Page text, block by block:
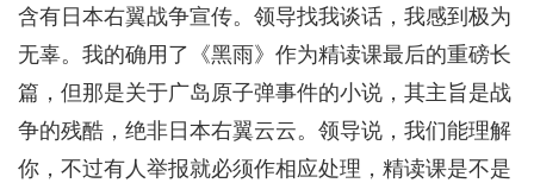
含有日本右翼战争宣传。领导找我谈话，我感到极为
无辜。我的确用了《黑雨》作为精读课最后的重磅长
篇，但那是关于广岛原子弹事件的小说，其主旨是战
争的残酷，绝非日本右翼云云。领导说，我们能理解
你，不过有人举报就必须作相应处理，精读课是不是